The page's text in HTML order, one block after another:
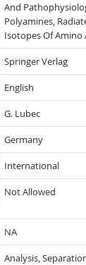
And
Polyamines,
Isotopes Of Amino
Springer Verlag
English
G. Lubec
Germany
International
Not Allowed
NA
Analysis,